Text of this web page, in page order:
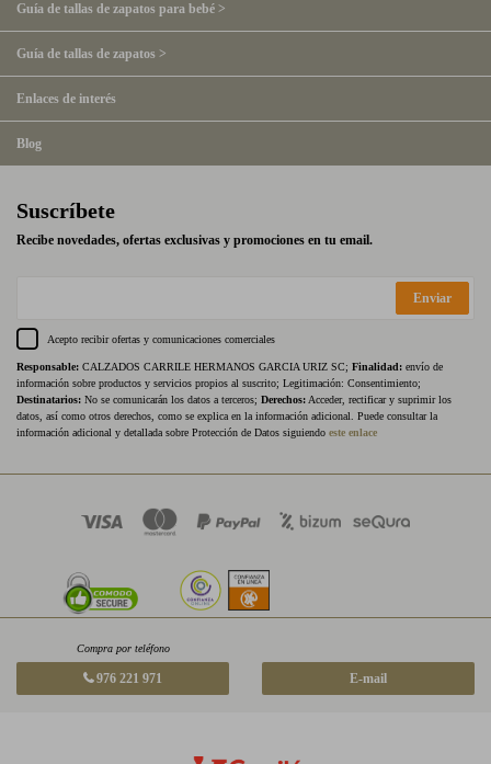
Guía de tallas de zapatos para bebé >
Guía de tallas de zapatos >
Enlaces de interés
Blog
Suscríbete
Recibe novedades, ofertas exclusivas y promociones en tu email.
Enviar
Acepto recibir ofertas y comunicaciones comerciales
Responsable: CALZADOS CARRILE HERMANOS GARCIA URIZ SC; Finalidad: envío de
información sobre productos y servicios propios al suscrito; Legitimación: Consentimiento;
Destinatarios: No se comunicarán los datos a terceros; Derechos: Acceder, rectificar y suprimir los
datos, así como otros derechos, como se explica en la información adicional. Puede consultar la
información adicional y detallada sobre Protección de Datos siguiendo este enlace
Compra por teléfono
976 221 971 E-mail